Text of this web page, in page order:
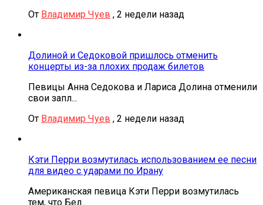
От Владимир Чуев , 2 недели назад
Долиной и Седоковой пришлось отменить
концерты из-за плохих продаж билетов
Певицы Анна Седокова и Лариса Долина отменили
свои запл...
От Владимир Чуев , 2 недели назад
Кэти Перри возмутилась использованием ее песни
для видео с ударами по Ирану
Американская певица Кэти Перри возмутилась
тем, что Бел...